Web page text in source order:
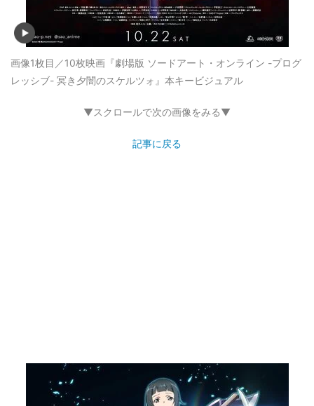
画像1枚目／10枚映画『劇場版 ソードアート・オンライン -プログ
レッシブ- 冥き夕闇のスケルツォ』本キービジュアル
▼スクロールで次の画像をみる▼
記事に戻る